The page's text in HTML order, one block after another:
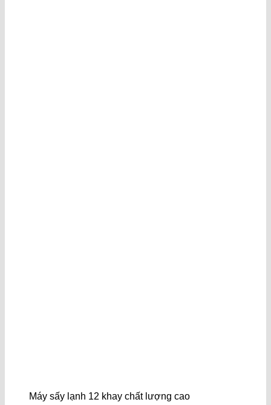
Máy sấy lạnh 12 khay chất lượng cao